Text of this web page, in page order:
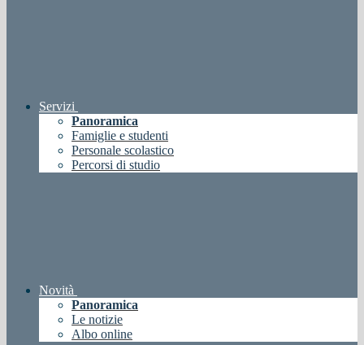
Servizi
Panoramica
Famiglie e studenti
Personale scolastico
Percorsi di studio
Novità
Panoramica
Le notizie
Albo online